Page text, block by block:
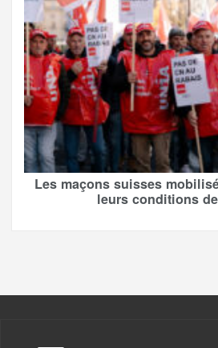
Les maçons suisses
leurs conditions